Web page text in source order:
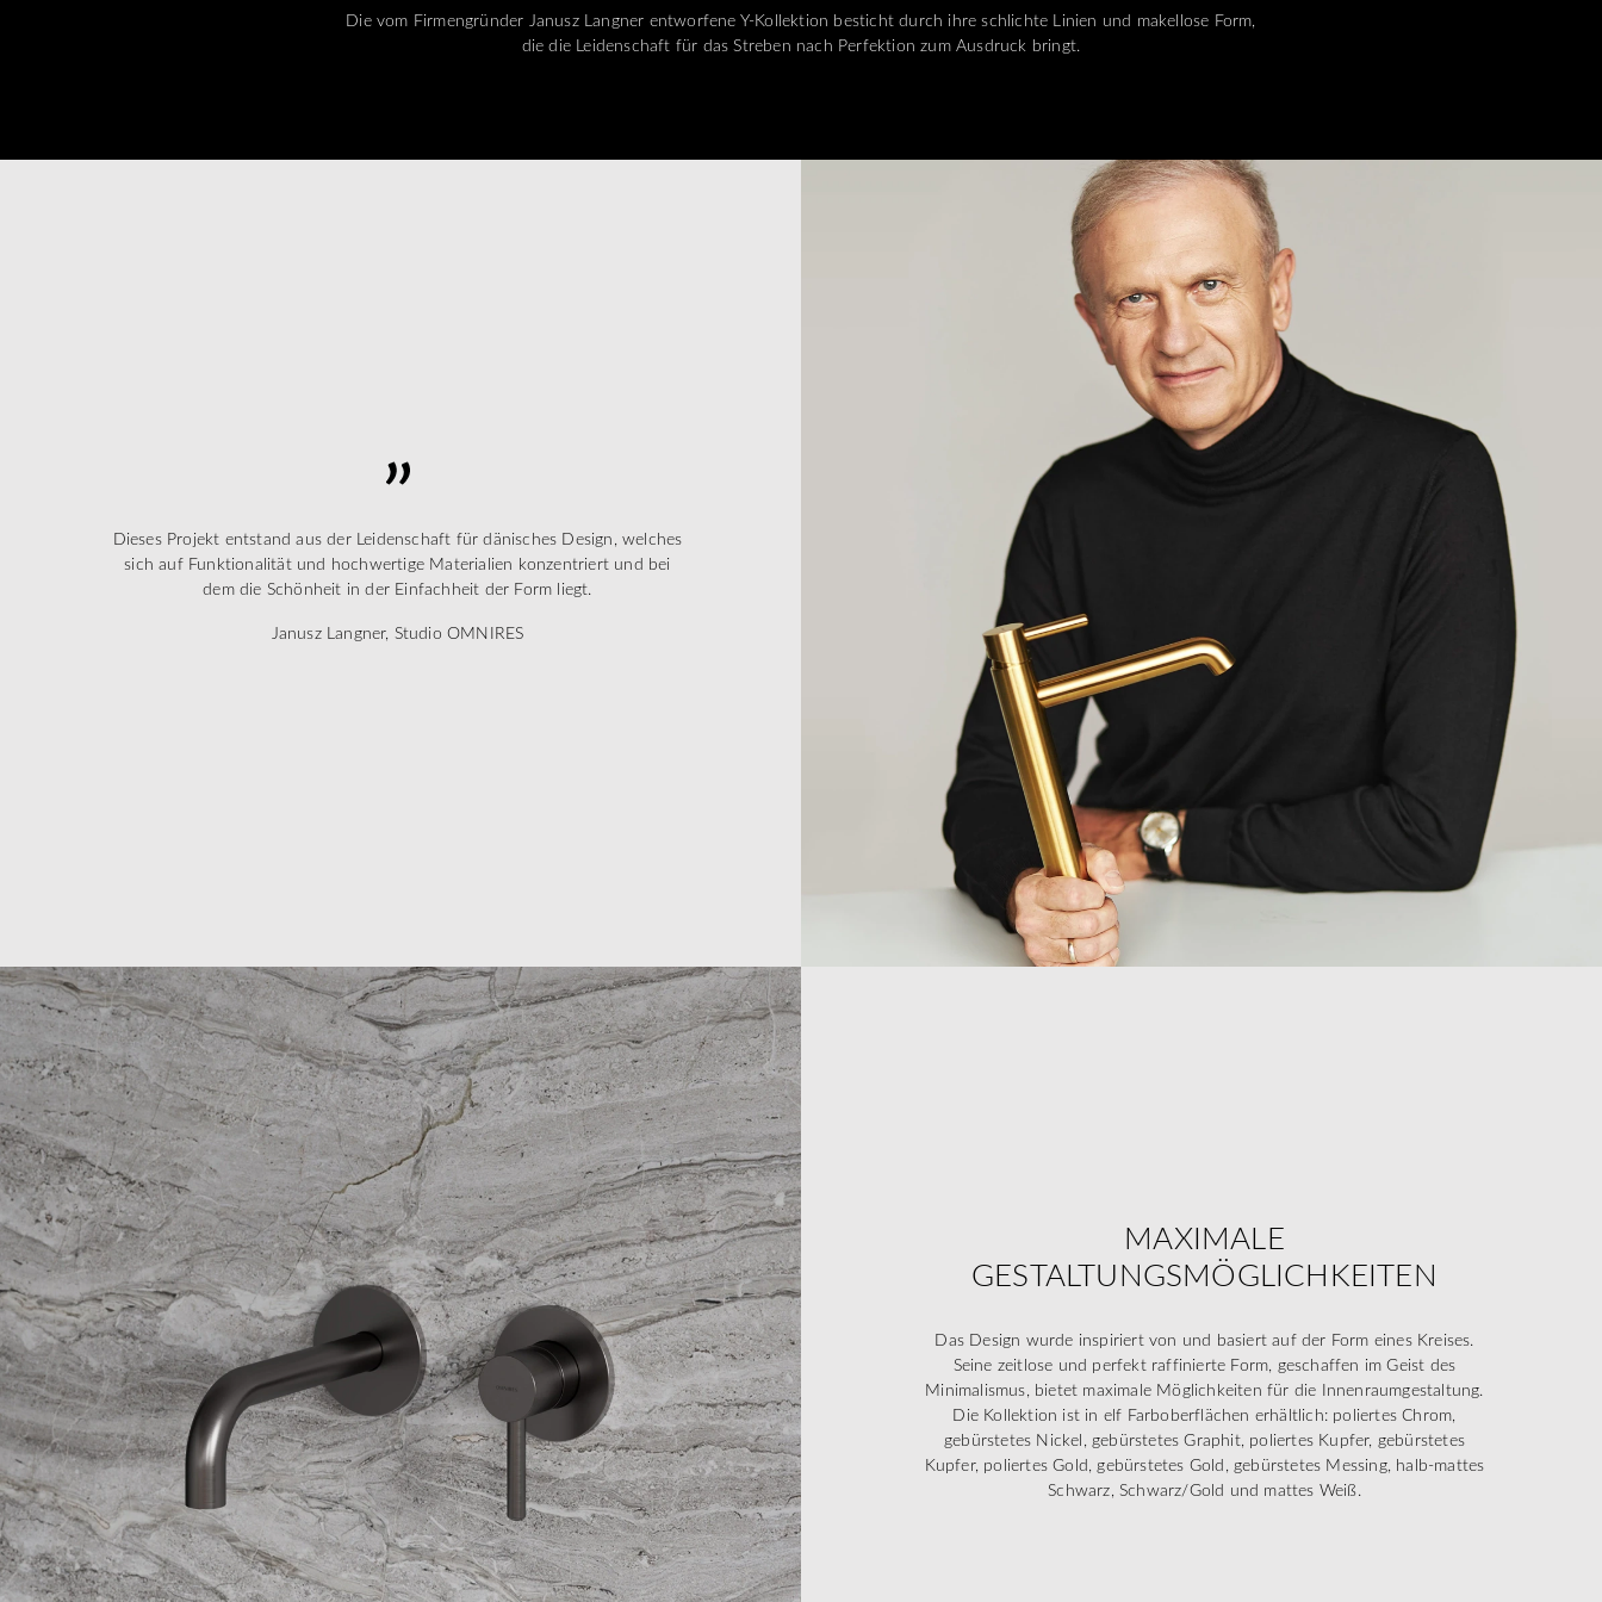
Die vom Firmengründer Janusz Langner entworfene Y-Kollektion besticht durch ihre schlichte Linien und makellose Form,
die die Leidenschaft für das Streben nach Perfektion zum Ausdruck bringt.
Dieses Projekt entstand aus der Leidenschaft für dänisches Design, welches
sich auf Funktionalität und hochwertige Materialien konzentriert und bei
dem die Schönheit in der Einfachheit der Form liegt.
Janusz Langner, Studio OMNIRES
MAXIMALE
GESTALTUNGSMÖGLICHKEITEN
Das Design wurde inspiriert von und basiert auf der Form eines Kreises.
Seine zeitlose und perfekt raffinierte Form, geschaffen im Geist des
Minimalismus, bietet maximale Möglichkeiten für die Innenraumgestaltung.
Die Kollektion ist in elf Farboberflächen erhältlich: poliertes Chrom,
gebürstetes Nickel, gebürstetes Graphit, poliertes Kupfer, gebürstetes
Kupfer, poliertes Gold, gebürstetes Gold, gebürstetes Messing, halb-mattes
Schwarz, Schwarz/Gold und mattes Weiß.